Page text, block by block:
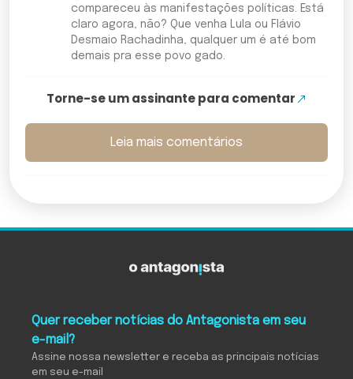
compareceu às manifestações políticas. Está
claro agora, não? Que venha Lula ou Flávio
Desmaio Rachadinha, qualquer um é até bom
demais pra esse povo gado.
Torne-se um assinante para comentar
Leia mais comentários
Quer receber notícias do Antagonista em seu
e-mail?
Assine nossa newsletter e receba as principais notícias
em seu e-mail